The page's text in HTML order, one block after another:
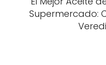
Supermercado: